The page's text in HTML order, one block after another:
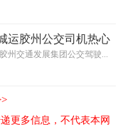
运胶州公交司机热心
州交通发展集团公交驾驶...
更多信息，不代表本网